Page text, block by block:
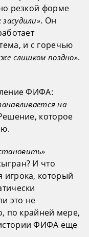
резкой форме
засудили». Он
и с горечью
слишком поздно».
ФИФА:
на
которое
И что
игрока, который
это не
по крайней мере,
ФИФА еще